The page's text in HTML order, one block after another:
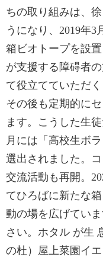
ちの取り組みは、
うになり、2019年
箱ビオトープを設
が支援する障碍者
て役立てていただ
その後も定期的に
ます。こうした生
月には「高校生ボ
選出されました。
交流活動も再開。
てひろばに新たな
動の場を広げてい
さい。ホタル が生
の杜）屋上菜園イ